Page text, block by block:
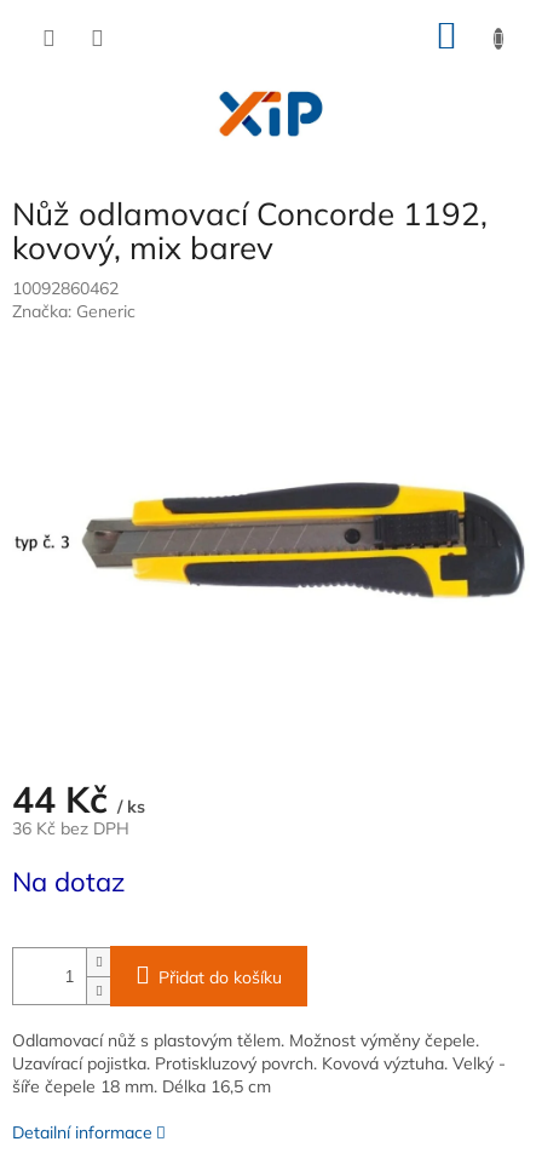
Nůž odlamovací Concorde 1192,
kovový, mix barev
10092860462
Značka: Generic
44 Kč / ks
36 Kč bez DPH
cena:
Na dotaz
Přidat do košíku
Odlamovací nůž s plastovým tělem. Možnost výměny čepele.
Uzavírací pojistka. Protiskluzový povrch. Kovová výztuha. Velký -
šíře čepele 18 mm. Délka 16,5 cm
Detailní informace